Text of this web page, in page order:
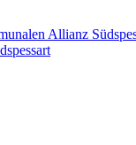
Allianz